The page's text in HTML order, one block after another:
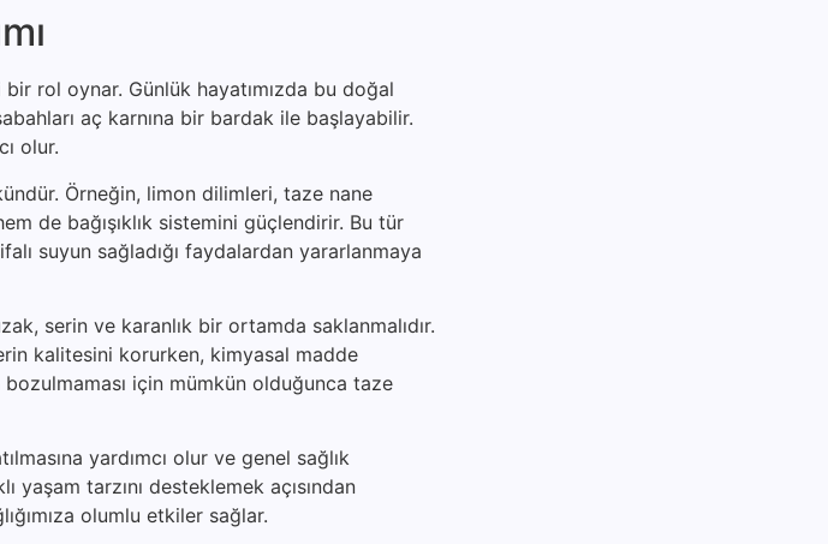
bir rol oynar. Günlük hayatımızda bu doğal
aç karnına bir bardak ile başlayabilir.
olur.
Örneğin, limon dilimleri, taze nane
de bağışıklık sistemini güçlendirir. Bu tür
suyun sağladığı faydalardan yararlanmaya
serin ve karanlık bir ortamda saklanmalıdır.
kalitesini korurken, kimyasal madde
bozulmaması için mümkün olduğunca taze
yardımcı olur ve genel sağlık
tarzını desteklemek açısından
olumlu etkiler sağlar.